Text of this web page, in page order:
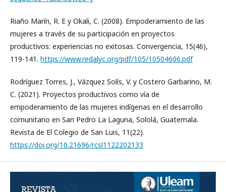
Riaño Marín, R. E y Okali, C. (2008). Empoderamiento de las
mujeres a través de su participación en proyectos
productivos: experiencias no exitosas. Convergencia, 15(46),
119-141. https://www.redalyc.org/pdf/105/10504606.pdf
Rodríguez Torres, J., Vázquez Solís, V. y Costero Garbarino, M.
C. (2021). Proyectos productivos como vía de
empoderamiento de las mujeres indígenas en el desarrollo
comunitario en San Pedro La Laguna, Sololá, Guatemala.
Revista de El Colegio de San Luis, 11(22).
https://doi.org/10.21696/rcsl1122202133